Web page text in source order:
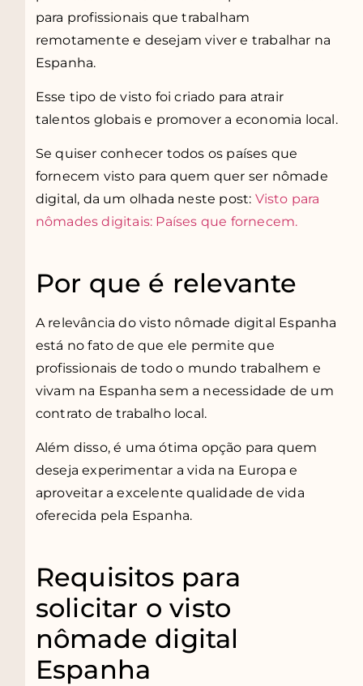
para profissionais que trabalham
remotamente e desejam viver e trabalhar na
Espanha.
Esse tipo de visto foi criado para atrair
talentos globais e promover a economia local.
Se quiser conhecer todos os países que
fornecem visto para quem quer ser nômade
digital, da um olhada neste post: Visto para
nômades digitais: Países que fornecem.
Por que é relevante
A relevância do visto nômade digital Espanha
está no fato de que ele permite que
profissionais de todo o mundo trabalhem e
vivam na Espanha sem a necessidade de um
contrato de trabalho local.
Além disso, é uma ótima opção para quem
deseja experimentar a vida na Europa e
aproveitar a excelente qualidade de vida
oferecida pela Espanha.
Requisitos para
solicitar o visto
nômade digital
Espanha